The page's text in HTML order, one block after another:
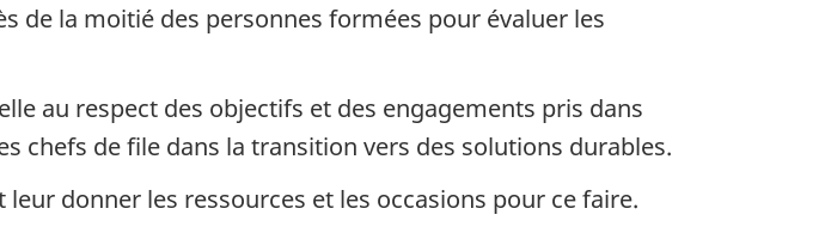
de la moitié des personnes formées pour évaluer les
au respect des objectifs et des engagements pris dans
chefs de file dans la transition vers des solutions durables.
donner les ressources et les occasions pour ce faire.